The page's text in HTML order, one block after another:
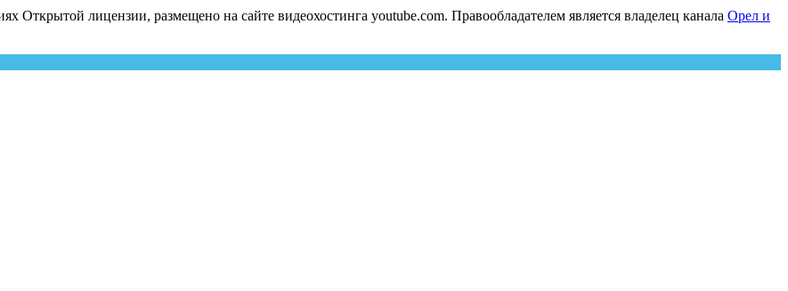
Открытой лицензии, размещено на сайте видеохостинга youtube.com. Правообладателем является владелец канала Орел и